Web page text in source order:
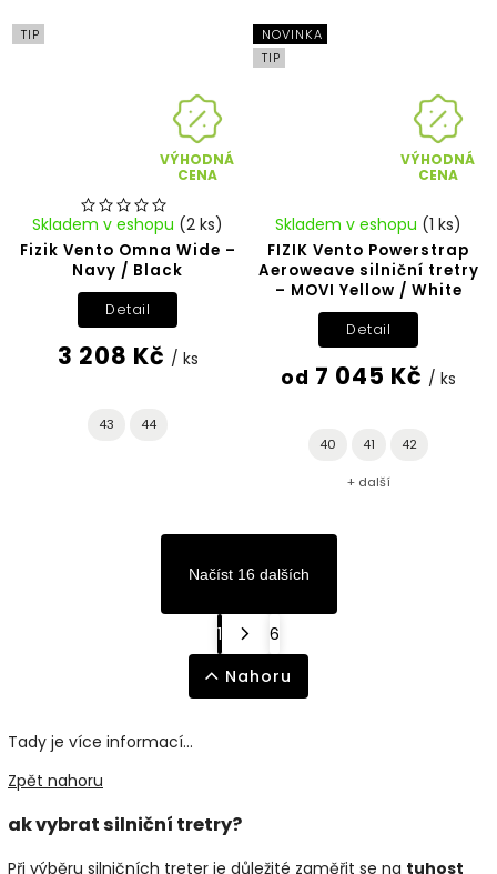
TIP
VÝHODNÁ
CENA
Fizik Vento Omna Wide –
Navy / Black
Skladem v eshopu (2 ks)
3 208 Kč / ks
Detail
43 44
NOVINKA
TIP
VÝHODNÁ
CENA
FIZIK Vento Powerstrap
Aeroweave silniční tretry
– MOVI Yellow / White
Skladem v eshopu (1 ks)
od 7 045 Kč / ks
Detail
40 41 42
+ další
Načíst 16 dalších
1
6
Nahoru
Tady je více informací...
Zpět nahoru
ak vybrat silniční tretry?
Při výběru silničních treter je důležité zaměřit se na tuhost